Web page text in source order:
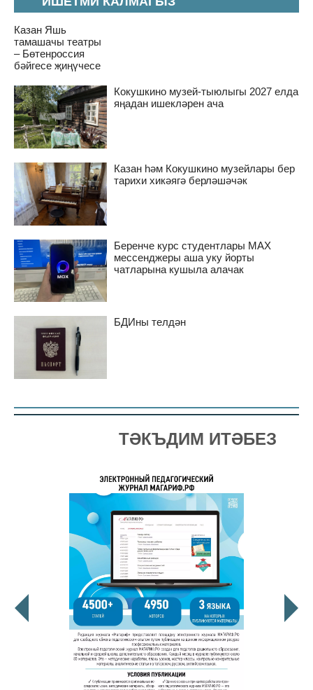
Казан Яшь
тамашачы театры
– Бөтенроссия
бәйгесе җиңүчесе
Кокушкино музей-тыюлыгы 2027 елда
яңадан ишекләрен ача
Казан һәм Кокушкино музейлары бер
тарихи хикәягә берләшәчәк
Беренче курс студентлары MAX
мессенджеры аша уку йорты
чатларына кушыла алачак
БДИны телдән
ТӘКЪДИМ ИТӘБЕЗ